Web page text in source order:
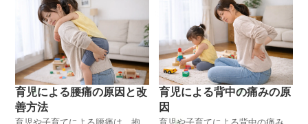
こわばり、自律神経の乱れとの
関係を整体師の視点で分かりや
すく解説します。横浜・戸塚エ
リアで体の不調に悩む方にもお
すすめの内容です。
原因で起こりやすくなります。
肩こりが起こる理由や体の変
化、改善方法を整体師の視点で
分かりやすく解説します。横
浜・戸塚で育児中の体の不調に
悩む方にも役立つ内容です。
育児による腰痛の原因と改
善方法
育児による背中の痛みの原
因